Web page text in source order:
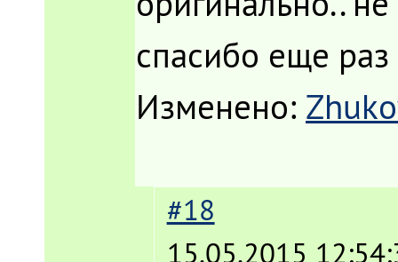
спасибо еще раз
Изменено:
#18
15.05.2015